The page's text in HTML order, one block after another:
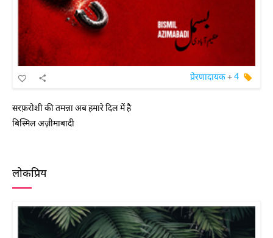
प्रेरणादायक+4
सरफ़रोशी की तमन्ना अब हमारे दिल में है
बिस्मिल अज़ीमाबादी
लोकप्रिय